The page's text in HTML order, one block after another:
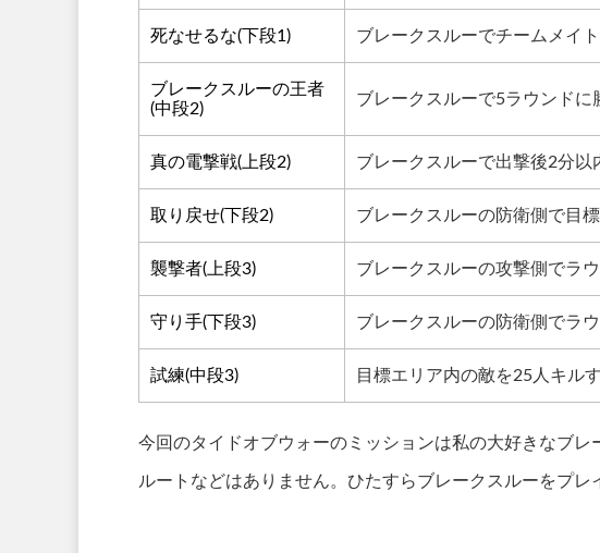
死なせるな(下段1) ブレークスルーでチームメイ
ブレークスルーの王者
(中段2)
ブレークスルーで5ラウンドに
真の電撃戦(上段2) ブレークスルーで出撃後2分以
取り戻せ(下段2) ブレークスルーの防衛側で目
襲撃者(上段3) ブレークスルーの攻撃側でラ
守り手(下段3) ブレークスルーの防衛側でラ
試練(中段3) 目標エリア内の敵を25人キル
今回のタイドオブウォーのミッションは私の大好きなブ
ルートなどはありません。ひたすらブレークスルーをプレ